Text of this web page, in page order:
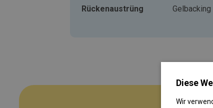
Rückenaustrüng Gelbacking
Diese
Wir